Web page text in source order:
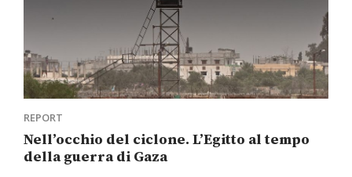
REPORT
Nell’occhio del ciclone. L’Egitto al tempo
della guerra di Gaza